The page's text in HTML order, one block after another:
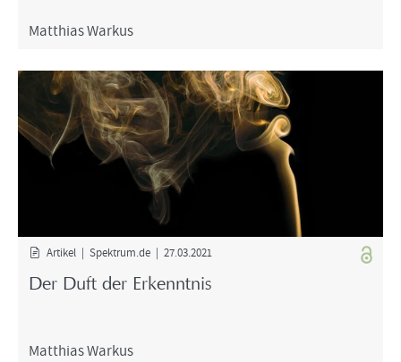
Mat­thi­as War­kus
Ar­ti­kel | Spek­trum.de | 27.03.2021
Der Duft der Er­kennt­nis
Mat­thi­as War­kus